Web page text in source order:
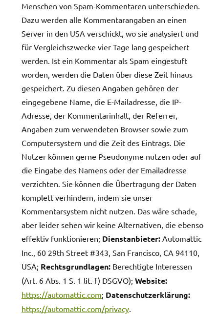
Menschen von Spam-Kommentaren unterschieden.
Dazu werden alle Kommentarangaben an einen
Server in den USA verschickt, wo sie analysiert und
für Vergleichszwecke vier Tage lang gespeichert
werden. Ist ein Kommentar als Spam eingestuft
worden, werden die Daten über diese Zeit hinaus
gespeichert. Zu diesen Angaben gehören der
eingegebene Name, die E-Mailadresse, die IP-
Adresse, der Kommentarinhalt, der Referrer,
Angaben zum verwendeten Browser sowie zum
Computersystem und die Zeit des Eintrags. Die
Nutzer können gerne Pseudonyme nutzen oder auf
die Eingabe des Namens oder der Emailadresse
verzichten. Sie können die Übertragung der Daten
komplett verhindern, indem sie unser
Kommentarsystem nicht nutzen. Das wäre schade,
aber leider sehen wir keine Alternativen, die ebenso
effektiv funktionieren; Dienstanbieter: Automattic
Inc., 60 29th Street #343, San Francisco, CA 94110,
USA; Rechtsgrundlagen: Berechtigte Interessen
(Art. 6 Abs. 1 S. 1 lit. f) DSGVO); Website:
https://automattic.com; Datenschutzerklärung:
https://automattic.com/privacy